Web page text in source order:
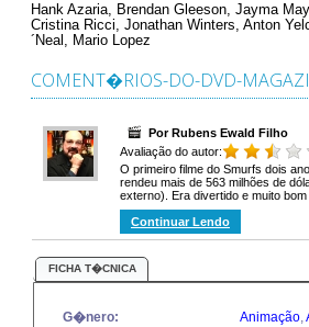
Hank Azaria, Brendan Gleeson, Jayma
Cristina Ricci, Jonathan Winters, Anton
´Neal, Mario Lopez
COMENT�RIOS-DO-DVD-
Por Rubens Ewald Filho
Avaliação do autor:
O primeiro filme do Smurfs dois
rendeu mais de 563 milhões de
externo). Era divertido e muito
Continuar Lendo
FICHA T�CNICA
G�nero: Animação,